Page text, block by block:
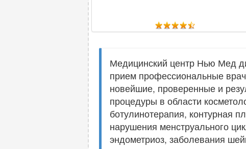
Медицинский центр Нью Мед
прием профессиональные
новейшие, проверенные и
процедуры в области
ботулинотерапия, контурная
нарушения менструального
эндометриоз, заболевания